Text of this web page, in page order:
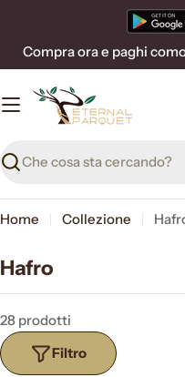
contenuto
Compra ora e paghi
Ricerca
Home Collezione
Hafro
28 prodotti
Filtro